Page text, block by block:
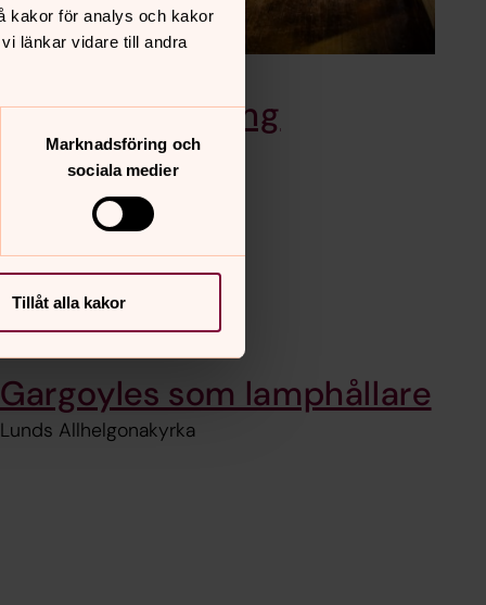
kakor för analys och kakor
länkar vidare till andra
Marknadsföring och
sociala medier
Tillåt alla kakor
Kyrkans placering
Lunds Allhelgonakyrka
Förhallen och
kyrkorummet
Lunds Allhelgonakyrka
Gargoyles som lamphållare
Lunds Allhelgonakyrka